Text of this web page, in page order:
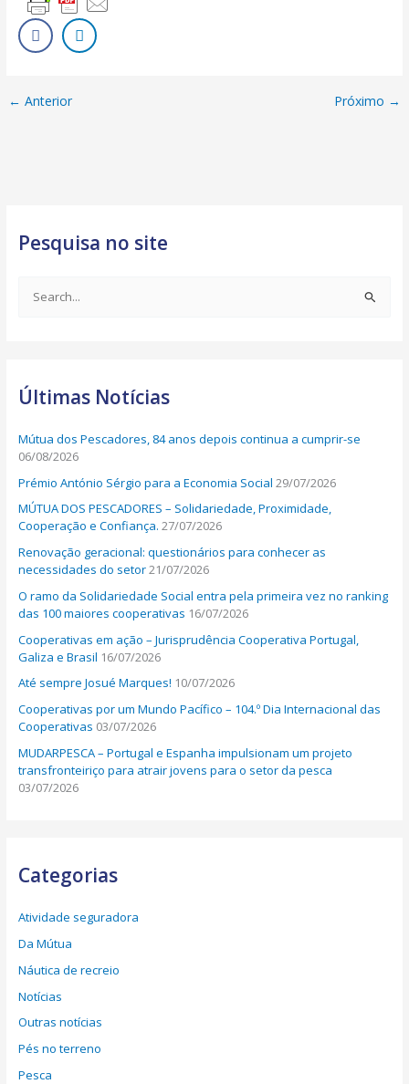
← Anterior Próximo →
Pesquisa no site
c
f
o
r
:
Últimas Notícias
Mútua dos Pescadores, 84 anos depois continua a cumprir-se
06/08/2026
Prémio António Sérgio para a Economia Social 29/07/2026
MÚTUA DOS PESCADORES – Solidariedade, Proximidade,
Cooperação e Confiança. 27/07/2026
Renovação geracional: questionários para conhecer as
necessidades do setor21/07/2026
O ramo da Solidariedade Social entra pela primeira vez no ranking
das 100 maiores cooperativas 16/07/2026
Cooperativas em ação – Jurisprudência Cooperativa Portugal,
Galiza e Brasil 16/07/2026
Até sempre Josué Marques! 10/07/2026
Cooperativas por um Mundo Pacífico – 104.º Dia Internacional das
Cooperativas 03/07/2026
MUDARPESCA – Portugal e Espanha impulsionam um projeto
transfronteiriço para atrair jovens para o setor da pesca
03/07/2026
Categorias
Atividade seguradora
Da Mútua
Náutica de recreio
Notícias
Outras notícias
Pés no terreno
Pesca